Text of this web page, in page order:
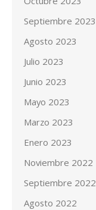
Septiembre 2023
Agosto 2023
Julio 2023
Junio 2023
Mayo 2023
Marzo 2023
Enero 2023
Noviembre 2022
Septiembre 2022
Agosto 2022